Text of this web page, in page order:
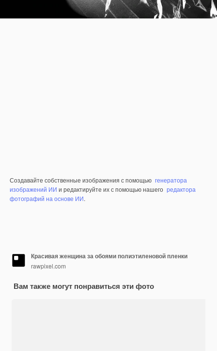
Создавайте собственные изображения с помощью генератора
изображений ИИ и редактируйте их с помощью нашего редактора
фотографий на основе ИИ.
Красивая женщина за обоями полиэтиленовой пленки
rawpixel.com
Вам также могут понравиться эти фото